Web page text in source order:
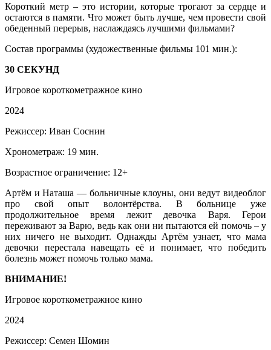
Короткий метр ‒ это истории, которые трогают за сердце и
остаются в памяти. Что может быть лучше, чем провести свой
обеденный перерыв, наслаждаясь лучшими фильмами?
Состав программы (художественные фильмы 101 мин.):
30 СЕКУНД
Игровое короткометражное кино
2024
Режиссер: Иван Соснин
Хронометраж: 19 мин.
Возрастное ограничение: 12+
Артём и Наташа — больничные клоуны, они ведут видеоблог
про свой опыт волонтёрства. В больнице уже
продолжительное время лежит девочка Варя. Герои
переживают за Варю, ведь как они ни пытаются ей помочь – у
них ничего не выходит. Однажды Артём узнает, что мама
девочки перестала навещать её и понимает, что победить
болезнь может помочь только мама.
ВНИМАНИЕ!
Игровое короткометражное кино
2024
Режиссер: Семен Шомин